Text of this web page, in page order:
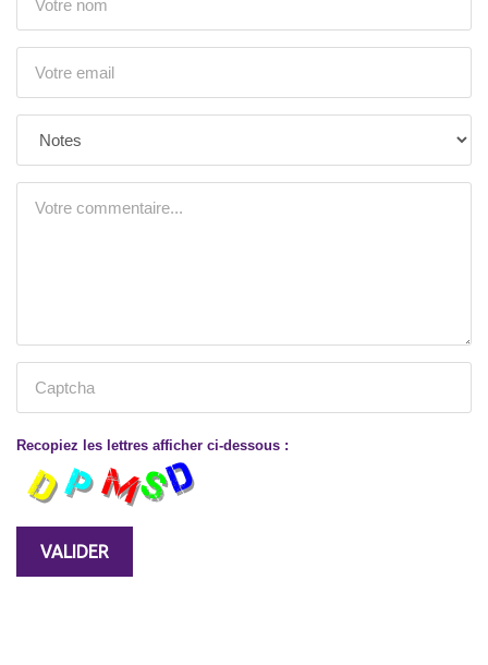
Recopiez les lettres afficher ci-dessous :